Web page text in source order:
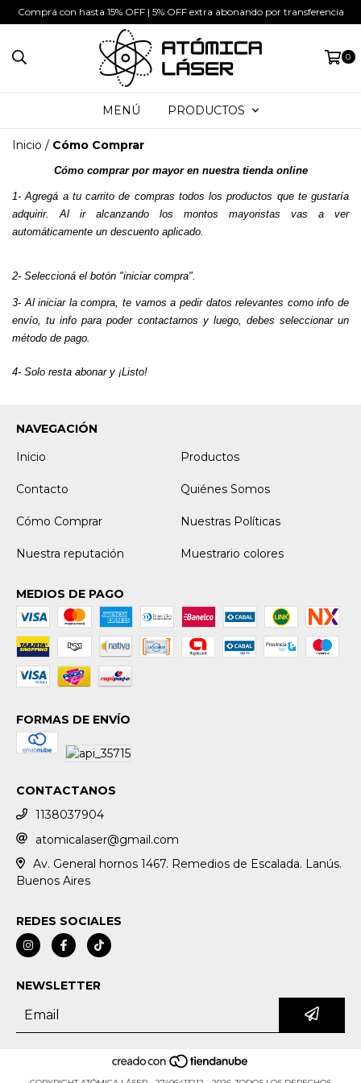
Comprá con hasta 15% OFF | 5% OFF extra abonando por transferencia
0
MENÚ PRODUCTOS
Inicio / Cómo Comprar
Cómo comprar por mayor en nuestra tienda online
1- Agregá a tu carrito de compras todos los productos que te gustaría
adquirir. Al ir alcanzando los montos mayoristas vas a ver
automáticamente un descuento aplicado.
2- Seleccioná el botón "iniciar compra".
3- Al iniciar la compra, te vamos a pedir datos relevantes como info de
envío, tu info para poder contactarnos y luego, debes seleccionar un
método de pago.
4- Solo resta abonar y ¡Listo!
NAVEGACIÓN
Inicio
Productos
Contacto Quiénes Somos
Cómo Comprar Nuestras Políticas
Nuestra reputación Muestrario colores
MEDIOS DE PAGO
FORMAS DE ENVÍO
CONTACTANOS
1138037904
atomicalaser@gmail.com
Av. General hornos 1467. Remedios de Escalada. Lanús.
Buenos Aires
REDES SOCIALES
NEWSLETTER